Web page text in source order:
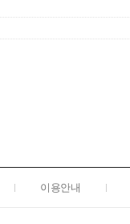
이용안내